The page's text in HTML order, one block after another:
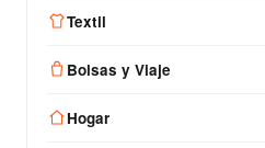
Textil
Bolsas y Viaje
Hogar